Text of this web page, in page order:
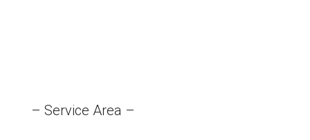
– Service Area –